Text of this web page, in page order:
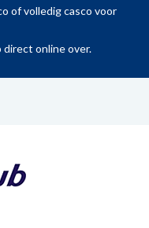
of volledig casco voor
direct online over.